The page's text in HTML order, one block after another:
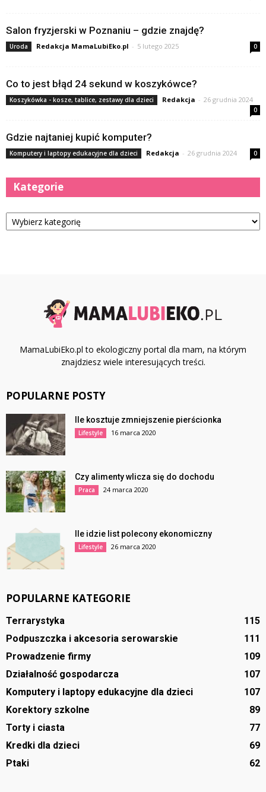
Salon fryzjerski w Poznaniu – gdzie znajdę?
Uroda Redakcja MamaLubiEko.pl - 5 lutego 2025 0
Co to jest błąd 24 sekund w koszykówce?
Koszykówka - kosze, tablice, zestawy dla dzieci Redakcja - 26 grudnia 2024
0
Gdzie najtaniej kupić komputer?
Komputery i laptopy edukacyjne dla dzieci Redakcja - 26 grudnia 2024 0
Kategorie
Kategorie
MamaLubiEko.pl to ekologiczny portal dla mam, na którym
znajdziesz wiele interesujących treści.
POPULARNE POSTY
Ile kosztuje zmniejszenie pierścionka
Lifestyle 16 marca 2020
Czy alimenty wlicza się do dochodu
Praca 24 marca 2020
Ile idzie list polecony ekonomiczny
Lifestyle 26 marca 2020
POPULARNE KATEGORIE
Terrarystyka
115
Podpuszczka i akcesoria serowarskie
111
Prowadzenie firmy
109
Działalność gospodarcza
107
Komputery i laptopy edukacyjne dla dzieci
107
Korektory szkolne
89
Torty i ciasta
77
Kredki dla dzieci
69
Ptaki
62